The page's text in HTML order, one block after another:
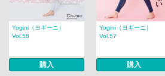
Yogini（ヨギーニ）
Vol.58
購入
Yogini（ヨギーニ）
Vol.57
購入